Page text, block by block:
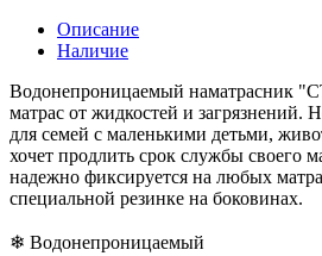
Описание
Наличие
Водонепроницаемый наматрасник
матрас от жидкостей и загрязнений.
для семей с маленькими детьми,
хочет продлить срок службы своего
надежно фиксируется на любых
специальной резинке на боковинах.
❄ Водонепроницаемый